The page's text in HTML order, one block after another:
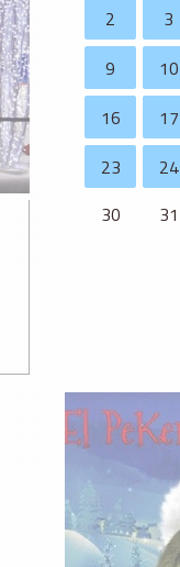
2
3
9
10
16
17
23
24
30
31